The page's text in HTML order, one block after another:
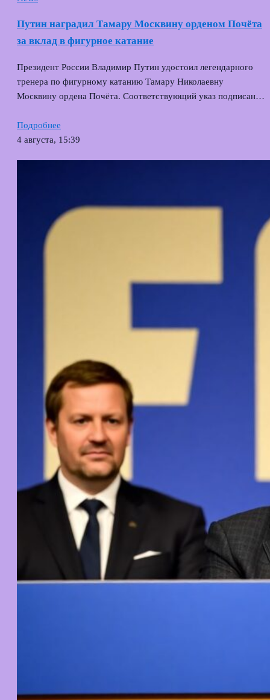
Путин наградил Тамару Москвину орденом Почёта
за вклад в фигурное катание
Президент России Владимир Путин удостоил легендарного
тренера по фигурному катанию Тамару Николаевну
Москвину ордена Почёта. Соответствующий указ подписан…
Подробнее
4 августа, 15:39